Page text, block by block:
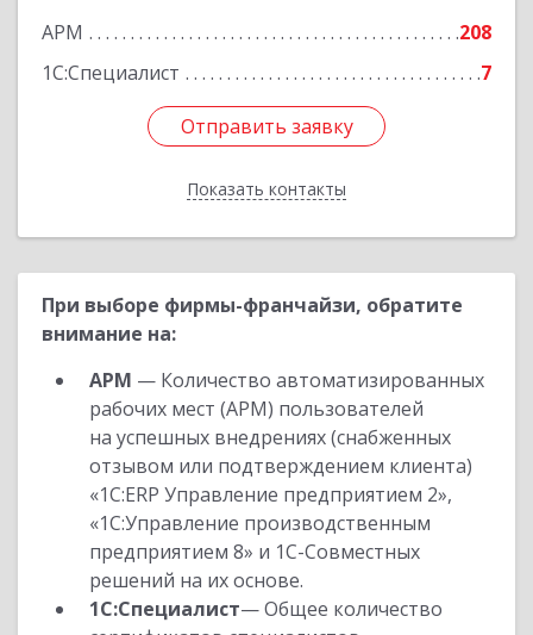
АРМ
208
1С:Специалист
7
Отправить заявку
Показать контакты
Отправить заявку
Назад
При выборе фирмы-франчайзи, обратите
внимание на:
АРМ — Количество автоматизированных
рабочих мест (АРМ) пользователей
на успешных внедрениях (снабженных
отзывом или подтверждением клиента)
«1С:ERP Управление предприятием 2»,
«1С:Управление производственным
предприятием 8» и 1С-Совместных
решений на их основе.
1С:Специалист— Общее количество